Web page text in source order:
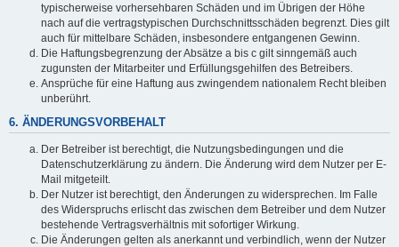
typischerweise vorhersehbaren Schäden und im Übrigen der Höhe
nach auf die vertragstypischen Durchschnittsschäden begrenzt. Dies gilt
auch für mittelbare Schäden, insbesondere entgangenen Gewinn.
Die Haftungsbegrenzung der Absätze a bis c gilt sinngemäß auch
zugunsten der Mitarbeiter und Erfüllungsgehilfen des Betreibers.
Ansprüche für eine Haftung aus zwingendem nationalem Recht bleiben
unberührt.
6. ÄNDERUNGSVORBEHALT
Der Betreiber ist berechtigt, die Nutzungsbedingungen und die
Datenschutzerklärung zu ändern. Die Änderung wird dem Nutzer per E-
Mail mitgeteilt.
Der Nutzer ist berechtigt, den Änderungen zu widersprechen. Im Falle
des Widerspruchs erlischt das zwischen dem Betreiber und dem Nutzer
bestehende Vertragsverhältnis mit sofortiger Wirkung.
Die Änderungen gelten als anerkannt und verbindlich, wenn der Nutzer